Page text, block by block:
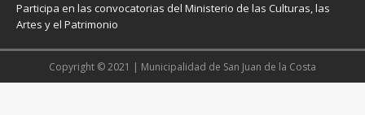
Participa en las convocatorias del Ministerio de las Culturas, las
Artes y el Patrimonio
Copyright © 2021 | Municipalidad de San Juan de la Costa